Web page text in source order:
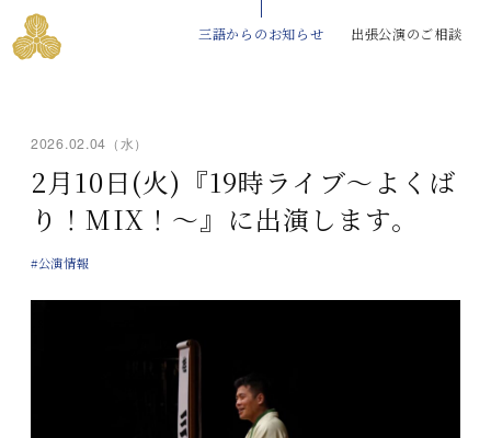
三語からのお知らせ 出張公演のご相談
2026.02.04（水）
2月10日(火)『19時ライブ～よくば
り！MIX！～』に出演します。
#公演情報